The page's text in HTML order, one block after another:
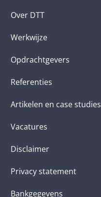
Over DTT
Werkwijze
Opdrachtgevers
Referenties
Artikelen en case studies
Vacatures
Disclaimer
Privacy statement
Bankgegevens